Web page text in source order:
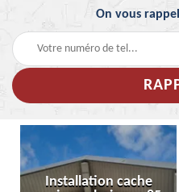
On vous
Installation cache